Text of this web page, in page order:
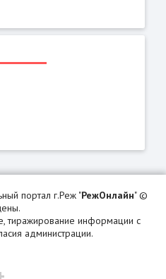
портал г.Реж "РежОнлайн" ©
тиражирование информации с
администрации.